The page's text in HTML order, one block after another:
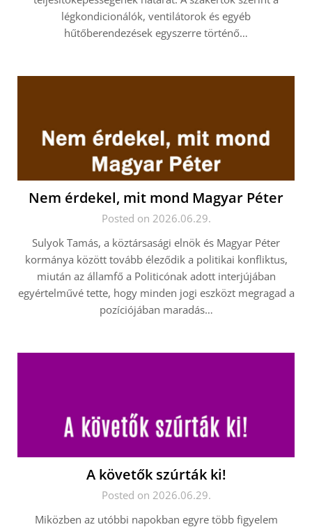
légkondicionálók, ventilátorok és egyéb
hűtőberendezések egyszerre történő…
Nem érdekel, mit mond Magyar Péter
Posted on 2026.06.29.
Sulyok Tamás, a köztársasági elnök és Magyar Péter
kormánya között tovább éleződik a politikai konfliktus,
miután az államfő a Politicónak adott interjújában
egyértelművé tette, hogy minden jogi eszközt megragad a
pozíciójában maradás…
A követők szúrták ki!
Posted on 2026.06.29.
Miközben az utóbbi napokban egyre több figyelem